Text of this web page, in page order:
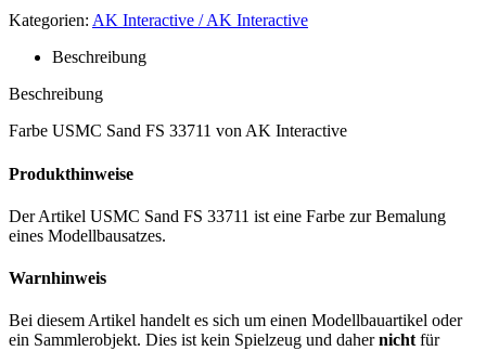
Kategorien: AK Interactive / AK Interactive
Beschreibung
Beschreibung
Farbe USMC Sand FS 33711 von AK Interactive
Produkthinweise
Der Artikel USMC Sand FS 33711 ist eine Farbe zur Bemalung
eines Modellbausatzes.
Warnhinweis
Bei diesem Artikel handelt es sich um einen Modellbauartikel oder
ein Sammlerobjekt. Dies ist kein Spielzeug und dahernicht für